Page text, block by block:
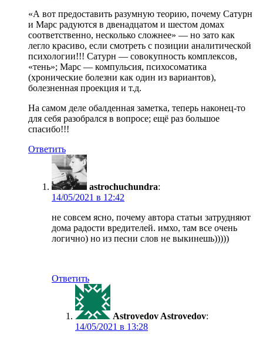
«А вот предоставить разумную теорию, почему Сатурн
и Марс радуются в двенадцатом и шестом домах
соответственно, несколько сложнее» — но зато как
легло красиво, если смотреть с позиции аналитической
психологии!!! Сатурн — совокупность комплексов,
«тень»; Марс — компульсия, психосоматика
(хронические болезни как один из вариантов),
болезненная проекция и т.д.
На самом деле обалденная заметка, теперь наконец-то
для себя разобрался в вопросе; ещё раз большое
спасибо!!!
Ответить
astrochuchundra:
в
не совсем ясно, почему автора статьи затрудняют
дома радости вредителей. имхо, там все очень
логично) но из песни слов не выкинешь)))))
Ответить
Astrovedov Astrovedov:
в